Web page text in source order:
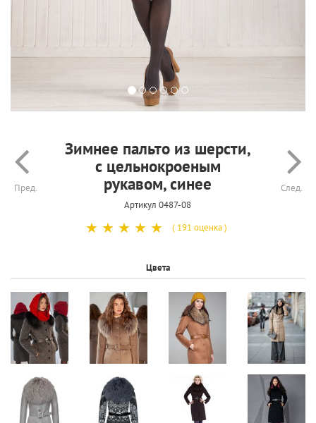
Пред.
Зимнее пальто из шерсти,
с цельнокроеным
рукавом, синее
Артикул 0487-08
След.
☆
☆
☆
☆
☆ ( 191 оценка )
Цвета